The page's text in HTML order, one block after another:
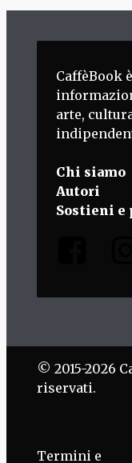
CaffèBook
arte,
Chi siamo
Autori
Sostieni e
© 2015-2026
riservati.
Termini e